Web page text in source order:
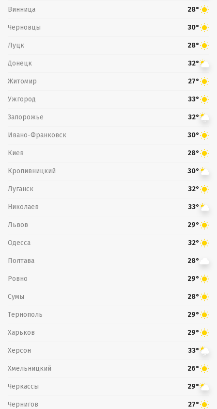
Винница 28°
Черновцы 30°
Луцк 28°
Донецк 32°
Житомир 27°
Ужгород 33°
Запорожье 32°
Ивано-Франковск 30°
Киев 28°
Кропивницкий 30°
Луганск 32°
Николаев 33°
Львов 29°
Одесса 32°
Полтава 28°
Ровно 29°
Сумы 28°
Тернополь 29°
Харьков 29°
Херсон 33°
Хмельницкий 26°
Черкассы 29°
Чернигов 27°